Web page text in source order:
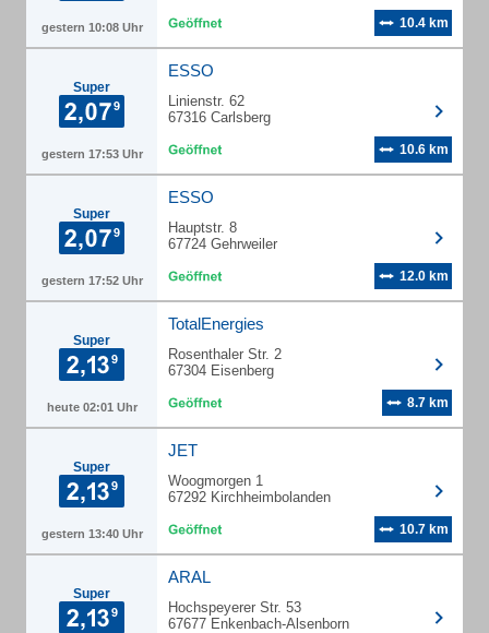
gestern 10:08 Uhr 10.4 km
Super
gestern 17:53 Uhr
ESSO
Linienstr. 62
67316 Carlsberg
10.6 km
Super
gestern 17:52 Uhr
ESSO
Hauptstr. 8
67724 Gehrweiler
12.0 km
Super
heute 02:01 Uhr
TotalEnergies
Rosenthaler Str. 2
67304 Eisenberg
8.7 km
Super
gestern 13:40 Uhr
JET
Woogmorgen 1
67292 Kirchheimbolanden
10.7 km
Super
ARAL
Hochspeyerer Str. 53
67677 Enkenbach-Alsenborn